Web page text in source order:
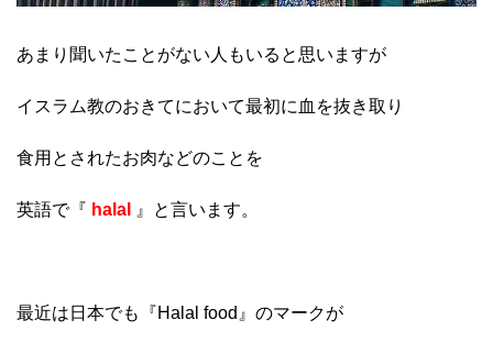
あまり聞いたことがない人もいると思いますが
イスラム教のおきてにおいて最初に血を抜き取り
食用とされたお肉などのことを
英語で『 halal 』と言います。
最近は日本でも『Halal food』のマークが